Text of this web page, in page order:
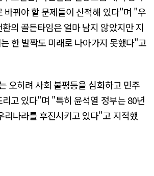
바꿔야 할 문제들이 산적해 있다"며 "우
의 골든타임은 얼마 남지 않았지만 지
한 발짝도 미래로 나아가지 못했다"고
오히려 사회 불평등을 심화하고 민주
고 있다"며 "특히 윤석열 정부는 80년
리나라를 후진시키고 있다"고 지적했